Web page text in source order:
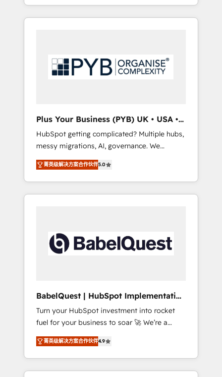
Marketing, Sales, Operations, and Service
Hubs. - Ongoing optimization, managed
marketing, AEO and GEO (AI search
optimisation), and HubSpot Content Hub
services and industrial sectors. Offices in
Johannesburg, Cape Town, Dubai & London.
Google AI Overviews. HubSpot Impact Award
- Customer First HubSpot Impact Award -
Integrations Innovation HubSpot Impact
Award - Platform Migration Excellence
HubSpot Impact Award - Platform Excellence
40+ full-time HubSpot professionals. 100s of
certifications and accreditations with
Plus Your Business (PYB) UK • USA •
Europe
HubSpot getting complicated? Multiple hubs,
messy migrations, AI, governance. We
organise that complexity, so your team can
put HubSpot to work... Welcome to our
Profile! We help with: • CRM implementation,
reports, workflows, and team training • CRM
governance for HubSpot-centred operations
A little about us: • Boutique 'Elite' team of 12 •
42001:2023 certified - the AI management
standard • GuardHub: our AI governance
framework, built on ISO 42001 Ready for the
next step? Click the 👈 '𝗖𝗼𝗻𝘁𝗮𝗰𝘁 𝗯𝘂𝘀𝗶𝗻𝗲𝘀𝘀'
button to get in touch (𝘸𝘦'𝘳𝘦 𝘴𝘶𝘱𝘦𝘳
𝘳𝘦𝘴𝘱𝘰𝘯𝘴𝘪𝘷𝘦)
菁英级解决方案合作伙伴5.0
BabelQuest | HubSpot Implementation
& Consultancy
Turn your HubSpot investment into rocket
fuel for your business to soar 🚀 We’re a
team of accredited HubSpot experts ready
to help you. We can implement the platform
into complex business environments,
optimise what you've got and make sure you
菁英级解决方案合作伙伴4.9